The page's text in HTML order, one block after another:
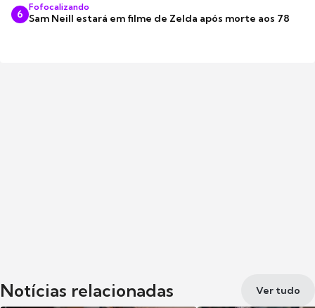
6
Fofocalizando
Sam Neill estará em filme de Zelda após morte aos 78
Notícias relacionadas Ver tudo